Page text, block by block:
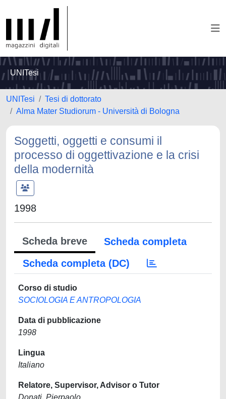
UNITesi
UNITesi
Tesi di dottorato
Alma Mater Studiorum - Università di Bologna
Soggetti, oggetti e consumi il
processo di oggettivazione e la crisi
della modernità
1998
Scheda breve
Scheda completa
Scheda completa (DC)
Corso di studio
SOCIOLOGIA E ANTROPOLOGIA
Data di pubblicazione
1998
Lingua
Italiano
Relatore, Supervisor, Advisor o Tutor
Donati, Pierpaolo